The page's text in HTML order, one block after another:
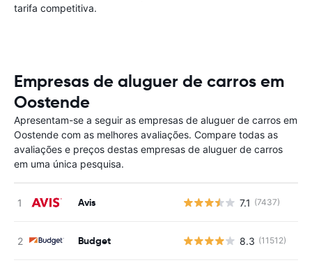
tarifa competitiva.
Empresas de aluguer de carros em
Oostende
Apresentam-se a seguir as empresas de aluguer de carros em
Oostende com as melhores avaliações. Compare todas as
avaliações e preços destas empresas de aluguer de carros
em uma única pesquisa.
Avis 7.1 (7437)
Budget 8.3 (11512)